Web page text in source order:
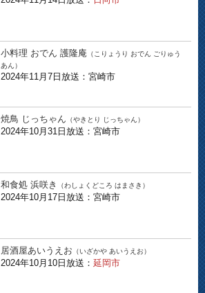
小料理 おでん 護隆庵 （こりょうり おでん ごりゅう
あん）
2024年11月7日放送：宮崎市
焼鳥 じっちゃん （やきとり じっちゃん）
2024年10月31日放送：宮崎市
和食処 浜咲き （わしょくどころ はまさき）
2024年10月17日放送：宮崎市
居酒屋あいうえお （いざかや あいうえお）
2024年10月10日放送： 延岡市